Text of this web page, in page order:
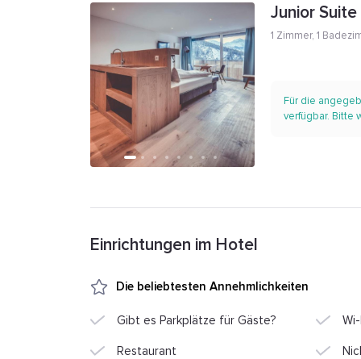
Junior
1 Zimmer, 1
Für die
verfügbar. Bitte
Einrichtungen im Hotel
Die beliebtesten Annehmlichkeiten
Gibt es Parkplätze für Gäste?
Restaurant